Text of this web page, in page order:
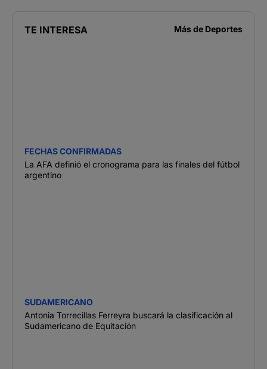
TE INTERESA Más de Deportes
FECHAS CONFIRMADAS
La AFA definió el cronograma para las finales del fútbol
argentino
SUDAMERICANO
Antonia Torrecillas Ferreyra buscará la clasificación al
Sudamericano de Equitación